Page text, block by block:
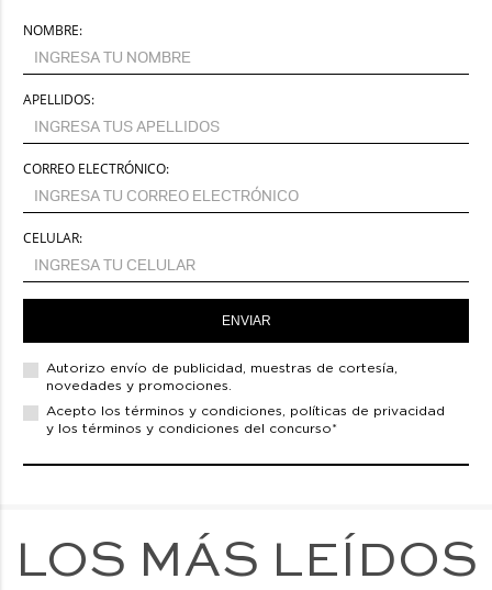
NOMBRE:
APELLIDOS:
CORREO ELECTRÓNICO:
CELULAR:
ENVIAR
Autorizo envío de publicidad, muestras de cortesía,
novedades y promociones.
Acepto los términos y condiciones, políticas de privacidad
y los términos y condiciones del concurso*
LOS MÁS LEÍDOS